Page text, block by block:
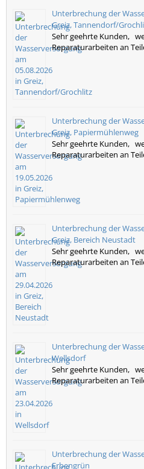
Unterbrechung der
Greiz, Tannendorf/
Sehr geehrte Kunden,
Reparaturarbeiten an
Unterbrechung der
Greiz, Papiermühlenweg
Sehr geehrte Kunden,
Reparaturarbeiten an
Unterbrechung der
Greiz, Bereich Neustadt
Sehr geehrte Kunden,
Reparaturarbeiten an
Unterbrechung der
Wellsdorf
Sehr geehrte Kunden,
Reparaturarbeiten an
Unterbrechung der
Erbengrün